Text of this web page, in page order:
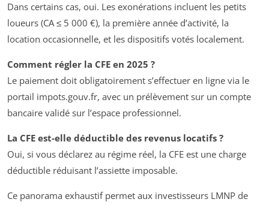
Dans certains cas, oui. Les exonérations incluent les petits
loueurs (CA ≤ 5 000 €), la première année d’activité, la
location occasionnelle, et les dispositifs votés localement.
Comment régler la CFE en 2025 ?
Le paiement doit obligatoirement s’effectuer en ligne via le
portail impots.gouv.fr, avec un prélèvement sur un compte
bancaire validé sur l’espace professionnel.
La CFE est-elle déductible des revenus locatifs ?
Oui, si vous déclarez au régime réel, la CFE est une charge
déductible réduisant l’assiette imposable.
Ce panorama exhaustif permet aux investisseurs LMNP de